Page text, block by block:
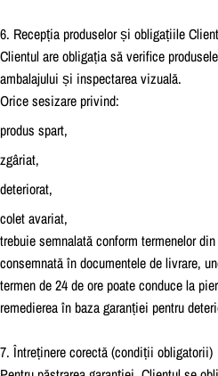
6. Recepția produselor și obligațiile
Clientul are obligația să verifice
ambalajului și inspectarea vizuală.
Orice sesizare privind:
produs spart,
zgâriat,
deteriorat,
colet avariat,
trebuie semnalată conform termenelor
consemnată în documentele de livrare,
termen de 24 de ore poate conduce la
remedierea în baza garanției pentru
7. Întreținere corectă (condiții obligatorii)